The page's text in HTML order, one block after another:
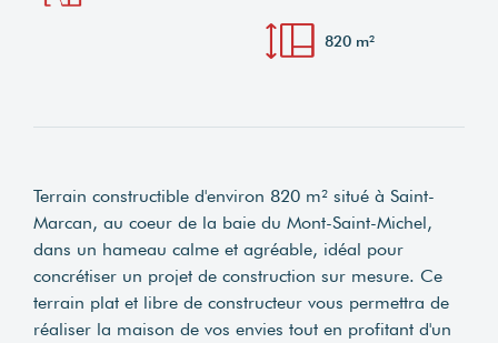
820 m²
Terrain constructible d'environ 820 m² situé à Saint-
Marcan, au coeur de la baie du Mont-Saint-Michel,
dans un hameau calme et agréable, idéal pour
concrétiser un projet de construction sur mesure. Ce
terrain plat et libre de constructeur vous permettra de
réaliser la maison de vos envies tout en profitant d'un